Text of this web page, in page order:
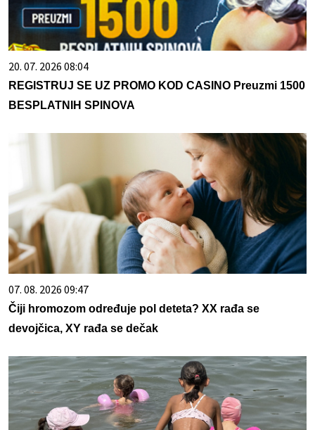
20. 07. 2026 08:04
REGISTRUJ SE UZ PROMO KOD CASINO Preuzmi 1500
BESPLATNIH SPINOVA
07. 08. 2026 09:47
Čiji hromozom određuje pol deteta? XX rađa se
devojčica, XY rađa se dečak